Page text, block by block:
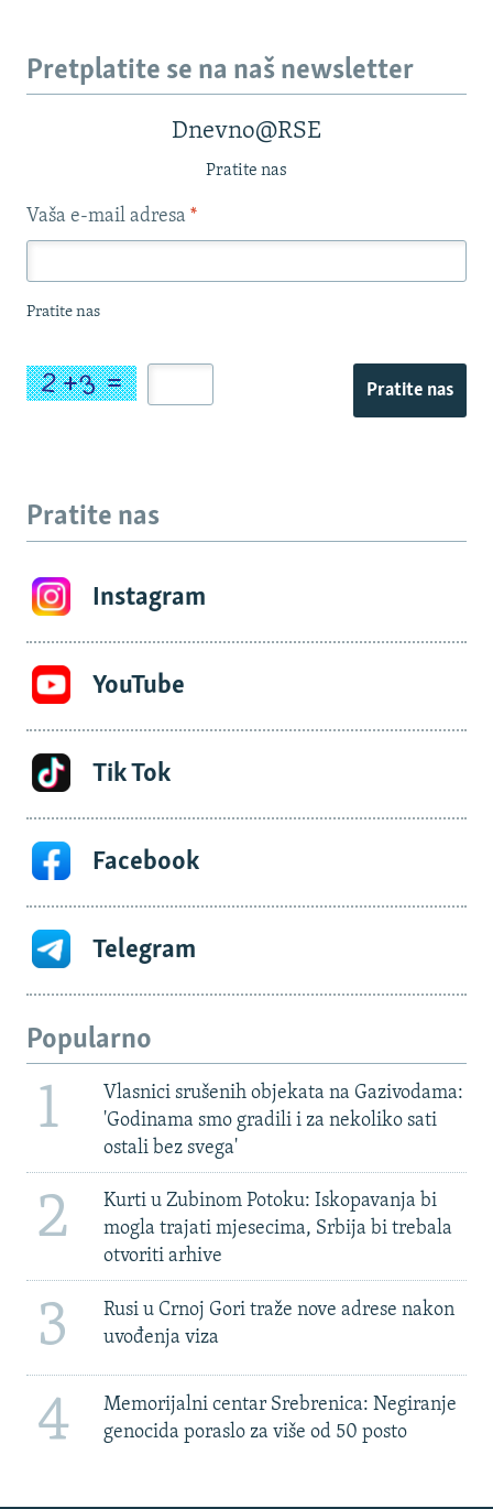
Pretplatite se na naš newsletter
Dnevno@RSE
Pratite nas
Vaša e-mail adresa *
Pratite nas
Pratite nas
Pratite nas
Instagram
YouTube
Tik Tok
Facebook
Telegram
Popularno
1
Vlasnici srušenih objekata na Gazivodama:
'Godinama smo gradili i za nekoliko sati
ostali bez svega'
2
Kurti u Zubinom Potoku: Iskopavanja bi
mogla trajati mjesecima, Srbija bi trebala
otvoriti arhive
3
Rusi u Crnoj Gori traže nove adrese nakon
uvođenja viza
4
Memorijalni centar Srebrenica: Negiranje
genocida poraslo za više od 50 posto